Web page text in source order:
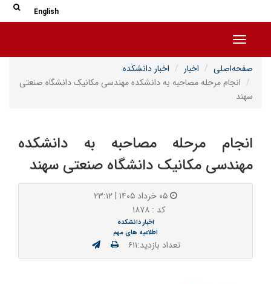
English
Toggle navigation
صفحه‌اصلی اخبار
اخبار دانشکده
انجام مرحله مصاحبه به دانشکده مهندسی مکانیک دانشگاه صنعتی
سهند
انجام مرحله مصاحبه به دانشکده
مهندسی مکانیک دانشگاه صنعتی سهند
کد : ۱۸۷۸
اخبار دانشکده
اطلاعیه های مهم
تعداد بازدید:۶۱۱